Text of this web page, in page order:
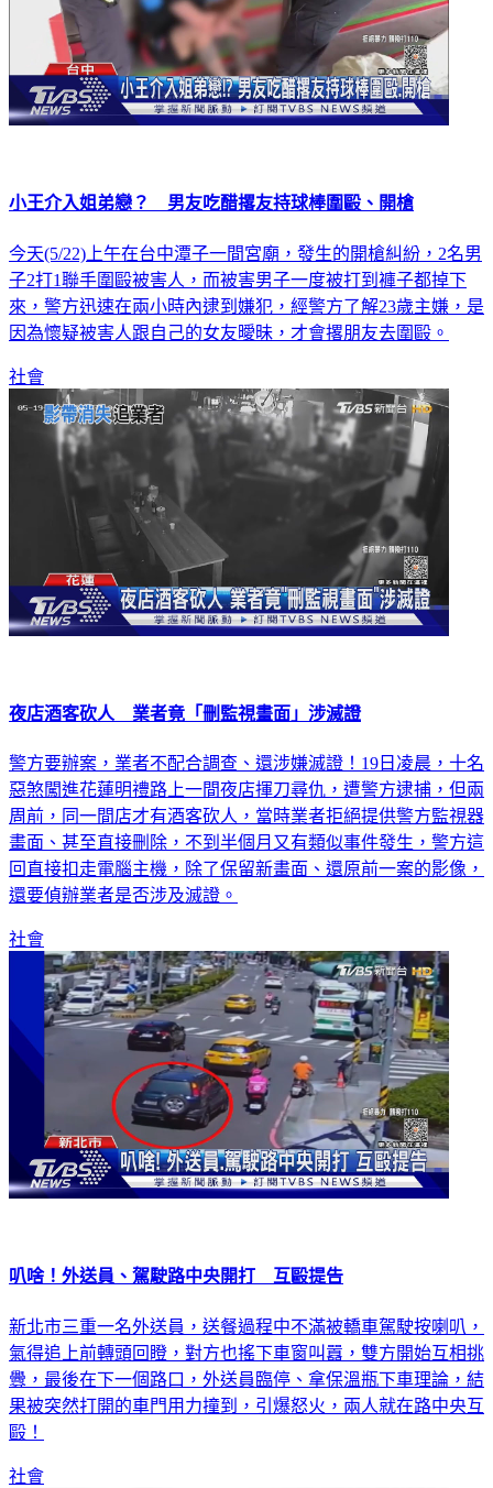
小王介入姐弟戀？ 男友吃醋撂友持球棒圍毆、開槍
今天(5/22)上午在台中潭子一間宮廟，發生的開槍糾紛，2名男
子2打1聯手圍毆被害人，而被害男子一度被打到褲子都掉下
來，警方迅速在兩小時內逮到嫌犯，經警方了解23歲主嫌，是
因為懷疑被害人跟自己的女友曖昧，才會撂朋友去圍毆。
社會
夜店酒客砍人 業者竟「刪監視畫面」涉滅證
警方要辦案，業者不配合調查、還涉嫌滅證！19日凌晨，十名
惡煞闖進花蓮明禮路上一間夜店揮刀尋仇，遭警方逮捕，但兩
周前，同一間店才有酒客砍人，當時業者拒絕提供警方監視器
畫面、甚至直接刪除，不到半個月又有類似事件發生，警方這
回直接扣走電腦主機，除了保留新畫面、還原前一案的影像，
還要偵辦業者是否涉及滅證。
社會
叭啥！外送員、駕駛路中央開打 互毆提告
新北市三重一名外送員，送餐過程中不滿被轎車駕駛按喇叭，
氣得追上前轉頭回瞪，對方也搖下車窗叫囂，雙方開始互相挑
釁，最後在下一個路口，外送員臨停、拿保溫瓶下車理論，結
果被突然打開的車門用力撞到，引爆怒火，兩人就在路中央互
毆！
社會